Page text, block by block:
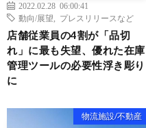
2022.02.28 06:00:41
動向/展望
プレスリリースなど
店舗従業員の4割が「品切
れ」に最も失望、優れた在庫
管理ツールの必要性浮き彫り
に
物流施設/不動産